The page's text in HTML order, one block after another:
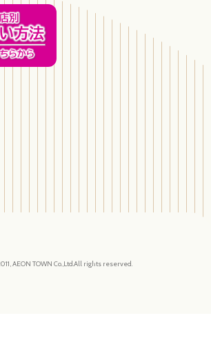
AEON TOWN Co.,Ltd.All rights reserved.